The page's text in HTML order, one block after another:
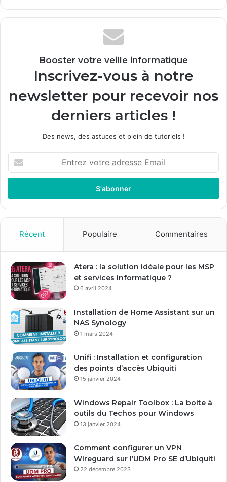
Booster votre veille informatique
Inscrivez-vous à notre
newsletter pour recevoir nos
derniers articles !
Des news, des astuces et plein de tutoriels !
t
e
z
r
e
a
d
s
e
m
a
Récent Populaire Commentaires
Atera : la solution idéale pour les MSP
et services informatique ?
6 avril 2024
Installation de Home Assistant sur un
NAS Synology
1 mars 2024
Unifi : Installation et configuration
des points d’accès Ubiquiti
15 janvier 2024
Windows Repair Toolbox : La boite à
outils du Techos pour Windows
13 janvier 2024
Comment configurer un VPN
Wireguard sur l’UDM Pro SE d’Ubiquiti
22 décembre 2023